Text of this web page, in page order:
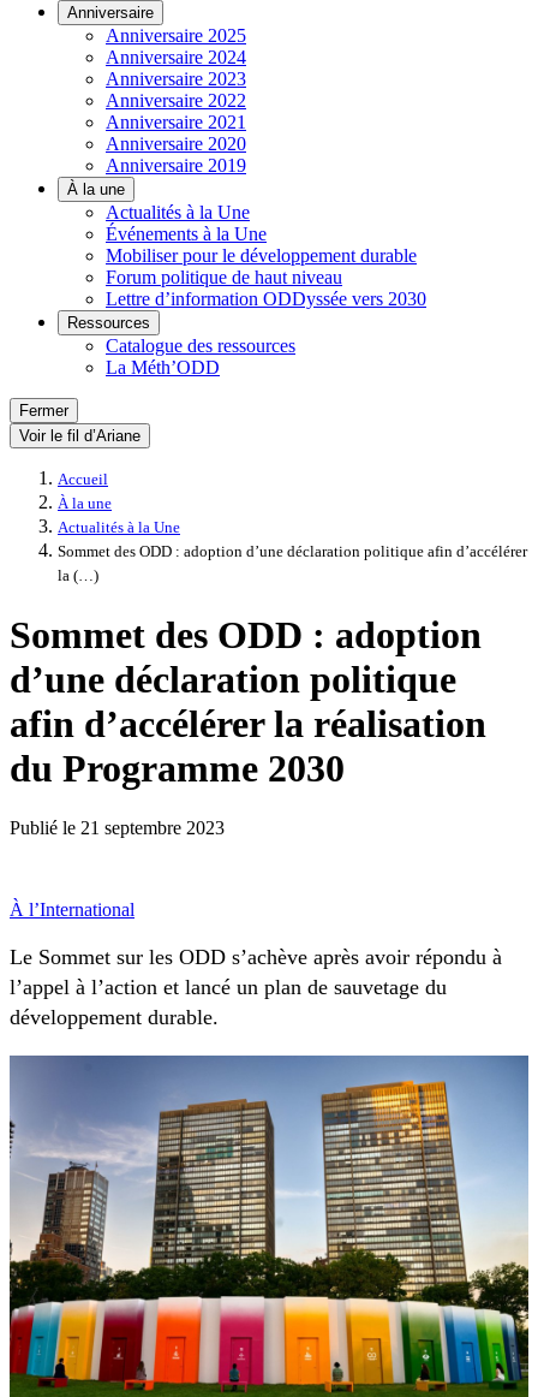
Anniversaire
Anniversaire 2025
Anniversaire 2024
Anniversaire 2023
Anniversaire 2022
Anniversaire 2021
Anniversaire 2020
Anniversaire 2019
À la une
Actualités à la Une
Événements à la Une
Mobiliser pour le développement durable
Forum politique de haut niveau
Lettre d’information ODDyssée vers 2030
Ressources
Catalogue des ressources
La Méth’ODD
Fermer
Voir le fil d’Ariane
Accueil
À la une
Actualités à la Une
Sommet des ODD : adoption d’une déclaration politique afin d’accélérer
la (…)
Sommet des ODD : adoption
d’une déclaration politique
afin d’accélérer la réalisation
du Programme 2030
Publié le 21 septembre 2023
À l’International
Le Sommet sur les ODD s’achève après avoir répondu à
l’appel à l’action et lancé un plan de sauvetage du
développement durable.